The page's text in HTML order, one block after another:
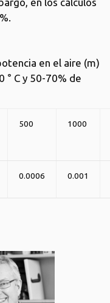
en el aire (m)
° C y 50-70% de
500 1000
0.0006 0.001